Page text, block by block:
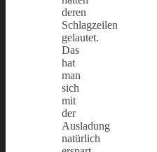
deren
Schlagzeilen
gelautet.
Das
hat
man
sich
mit
der
Ausladung
natürlich